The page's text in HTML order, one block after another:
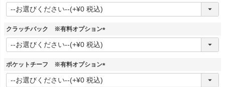
(
必
)
クラッチバック ※有料オプション
(
)
ポケットチーフ ※有料オプション
(